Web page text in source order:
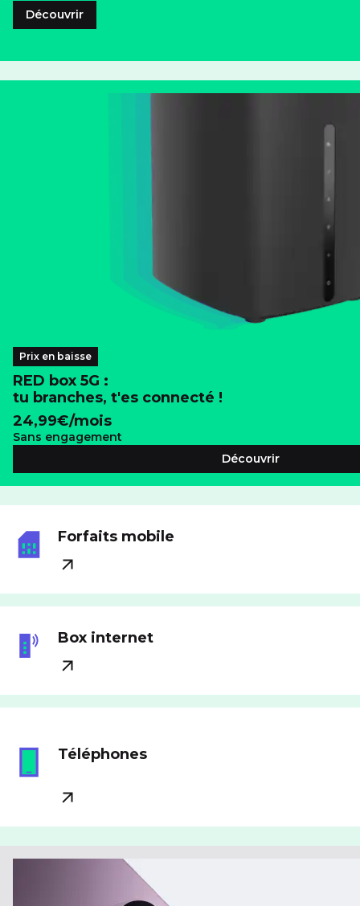
Découvrir
Prix en baisse
RED box 5G :
tu branches, t'es connecté !
24,99€/mois
Sans engagement
Découvrir
Forfaits mobile
Box internet
Téléphones